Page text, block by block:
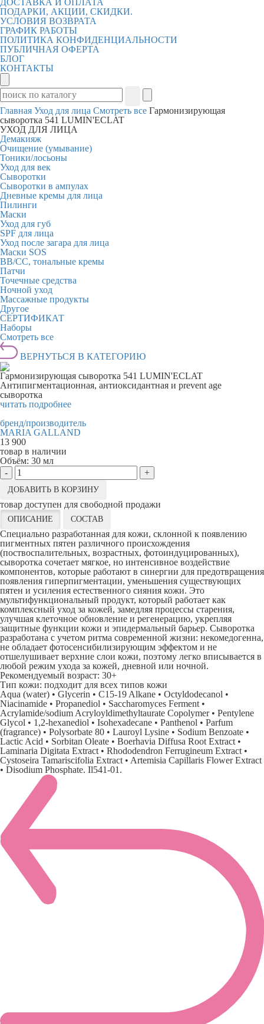
ПОДАРКИ, АКЦИИ, СКИДКИ.
УСЛОВИЯ ВОЗВРАТА
ГРАФИК РАБОТЫ
ПОЛИТИКА КОНФИДЕНЦИАЛЬНОСТИ
ПУБЛИЧНАЯ ОФЕРТА
БЛОГ
КОНТАКТЫ
Главная Уход для лица Смотреть все Гармонизирующая
сыворотка 541 LUMIN'ECLAT
УХОД ДЛЯ ЛИЦА
Демакияж
Очищение (умывание)
Тоники/лосьоны
Уход для век
Сыворотки
Сыворотки в ампулах
Дневные кремы для лица
Пилинги
Маски
Уход для губ
SPF для лица
Уход после загара для лица
Маски SOS
BB/CC, тональные кремы
Патчи
Точечные средства
Ночной уход
Массажные продукты
Другое
СЕРТИФИКАТ
Наборы
Смотреть все
ВЕРНУТЬСЯ В КАТЕГОРИЮ
Гармонизирующая сыворотка 541 LUMIN'ECLAT
Антипигментационная, антиоксидантная и prevent age
сыворотка
читать подробнее
бренд/производитель
MARIA GALLAND
13 900
товар в наличии
Объём: 30 мл
-
+
ДОБАВИТЬ В КОРЗИНУ
товар доступен для свободной продажи
ОПИСАНИЕ СОСТАВ
Специально разработанная для кожи, склонной к появлению
пигментных пятен различного происхождения
(поствоспалительных, возрастных, фотоиндуцированных),
сыворотка сочетает мягкое, но интенсивное воздействие
компонентов, которые работают в синергии для предотвращения
появления гиперпигментации, уменьшения существующих
пятен и усиления естественного сияния кожи. Это
мультифункциональный продукт, который работает как
комплексный уход за кожей, замедляя процессы старения,
улучшая клеточное обновление и регенерацию, укрепляя
защитные функции кожи и эпидермальный барьер. Сыворотка
разработана с учетом ритма современной жизни: некомедогенна,
не обладает фотосенсибилизирующим эффектом и не
отшелушивает верхние слои кожи, поэтому легко вписывается в
любой режим ухода за кожей, дневной или ночной.
Рекомендуемый возраст: 30+
Тип кожи: подходит для всех типов кожи
Aqua (water) • Glycerin • C15-19 Alkane • Octyldodecanol •
Niacinamide • Propanediol • Saccharomyces Ferment •
Acrylamide/sodium Acryloyldimethyltaurate Copolymer • Pentylene
Glycol • 1,2-hexanediol • Isohexadecane • Panthenol • Parfum
(fragrance) • Polysorbate 80 • Lauroyl Lysine • Sodium Benzoate •
Lactic Acid • Sorbitan Oleate • Boerhavia Diffusa Root Extract •
Laminaria Digitata Extract • Rhododendron Ferrugineum Extract •
Cystoseira Tamariscifolia Extract • Artemisia Capillaris Flower Extract
• Disodium Phosphate. Il541-01.